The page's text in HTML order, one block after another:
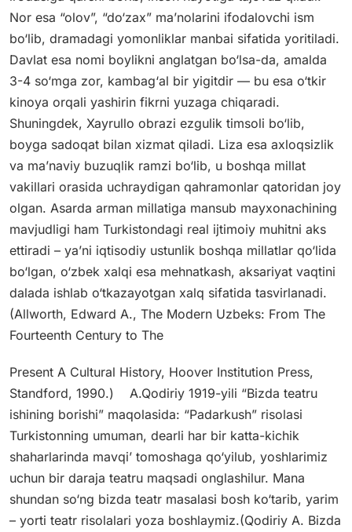
Nor esa “olov”, “do‘zax” ma’nolarini ifodalovchi ism
bo‘lib, dramadagi yomonliklar manbai sifatida yoritiladi.
Davlat esa nomi boylikni anglatgan bo‘lsa-da, amalda
3-4 so‘mga zor, kambag‘al bir yigitdir — bu esa o‘tkir
kinoya orqali yashirin fikrni yuzaga chiqaradi.
Shuningdek, Xayrullo obrazi ezgulik timsoli bo‘lib,
boyga sadoqat bilan xizmat qiladi. Liza esa axloqsizlik
va ma’naviy buzuqlik ramzi bo‘lib, u boshqa millat
vakillari orasida uchraydigan qahramonlar qatoridan joy
olgan. Asarda arman millatiga mansub mayxonachining
mavjudligi ham Turkistondagi real ijtimoiy muhitni aks
ettiradi – ya’ni iqtisodiy ustunlik boshqa millatlar qo‘lida
bo‘lgan, o‘zbek xalqi esa mehnatkash, aksariyat vaqtini
dalada ishlab o‘tkazayotgan xalq sifatida tasvirlanadi.
(Allworth, Edward A., The Modern Uzbeks: From The
Fourteenth Century to The
Present A Cultural History, Hoover Institution Press,
Standford, 1990.) A.Qodiriy 1919-yili “Bizda teatru
ishining borishi” maqolasida: “Padarkush” risolasi
Turkistonning umuman, dearli har bir katta-kichik
shaharlarinda mavqiʼ tomoshaga qo‘yilub, yoshlarimiz
uchun bir daraja teatru maqsadi onglashilur. Mana
shundan so‘ng bizda teatr masalasi bosh ko‘tarib, yarim
– yorti teatr risolalari yoza boshlaymiz.(Qodiriy A. Bizda